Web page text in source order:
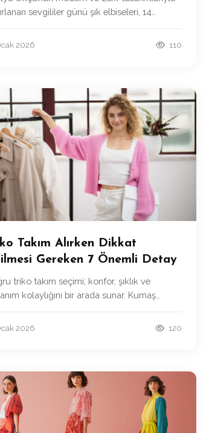
sevgililer günü şık elbiseleri, 14
elde etmenizi sağlar.
2026 110
Takım Alırken Dikkat
Gereken 7 Önemli Detay
triko takım seçimi; konfor, şıklık ve
kolaylığını bir arada sunar. Kumaş
seçimine kadar dikkat edilen her detay,
2026 120